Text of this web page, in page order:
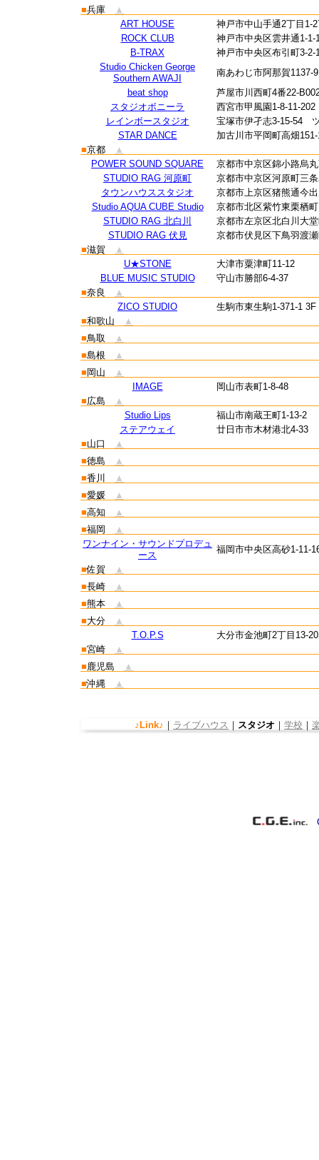
■兵庫
▲
ART HOUSE
神戸市中山手通2丁目1-
ROCK CLUB
神戸市中央区雲井通1-
B-TRAX
神戸市中央区布引町3-2-
Studio Chicken George
Southern AWAJI
南あわじ市阿那賀1137-
beat shop
芦屋市川西町4番22-
スタジオボニーラ
西宮市甲風園1-8-11-202
レインボースタジオ
宝塚市伊孑志3-15-54
STAR DANCE
加古川市平岡町高畑
■京都
▲
POWER SOUND SQUARE
京都市中京区錦小路烏
STUDIO RAG 河原町
京都市中京区河原町三
タウンハウススタジオ
京都市上京区猪熊通今
Studio AQUA CUBE Studio
京都市北区紫竹東栗栖
STUDIO RAG 北白川
京都市左京区北白川大
STUDIO RAG 伏見
京都市伏見区下鳥羽渡
■滋賀
▲
U★STONE
大津市粟津町11-12
BLUE MUSIC STUDIO
守山市勝部6-4-37
■奈良
▲
ZICO STUDIO
生駒市東生駒1-371-1 3F
■和歌山
▲
■鳥取
▲
■島根
▲
■ 岡山
▲
IMAGE
岡山市表町1-8-48
■広島
▲
Studio Lips
福山市南蔵王町1-13-2
ステアウェイ
廿日市市木材港北4-33
■山口
▲
■徳島
▲
■香川
▲
■愛媛
▲
■高知
▲
■福岡
▲
ワンナイン・サウンドプロデュ
ース
福岡市中央区高砂1-11-
■佐賀
▲
■長崎
▲
■熊本
▲
■大分
▲
T.O.P.S
大分市金池町2丁目13-20
■宮崎
▲
■鹿児島
▲
■沖縄 ▲
♪Link♪ ｜ ライブハウス ｜ スタジオ ｜ 学校 ｜